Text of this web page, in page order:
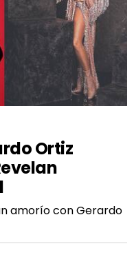
Ortiz
amorío con Gerardo